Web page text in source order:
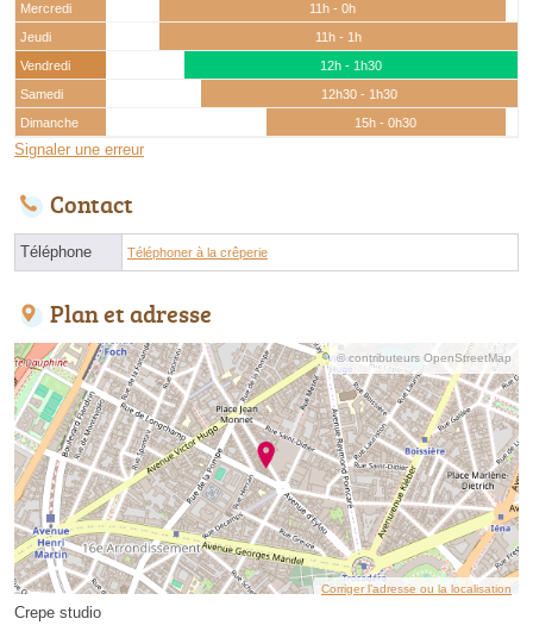
Mercredi
11h - 0h
Jeudi
11h - 1h
Vendredi
12h - 1h30
Samedi
12h30 - 1h30
Dimanche
15h - 0h30
Signaler une erreur
Contact
Téléphone Téléphoner à la crêperie
Plan et adresse
© contributeurs OpenStreetMap
Corriger l’adresse ou la localisation
Crepe studio